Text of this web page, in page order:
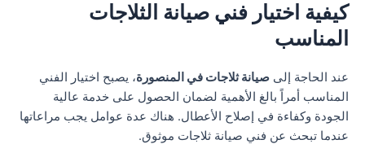
كيفية اختيار فني صيانة الثلاجات
المناسب
عند الحاجة إلى صيانة ثلاجات في المنصورة، يصبح اختيار الفني
المناسب أمراً بالغ الأهمية لضمان الحصول على خدمة عالية
الجودة وكفاءة في إصلاح الأعطال. هناك عدة عوامل يجب مراعاتها
عندما تبحث عن فني صيانة ثلاجات موثوق.